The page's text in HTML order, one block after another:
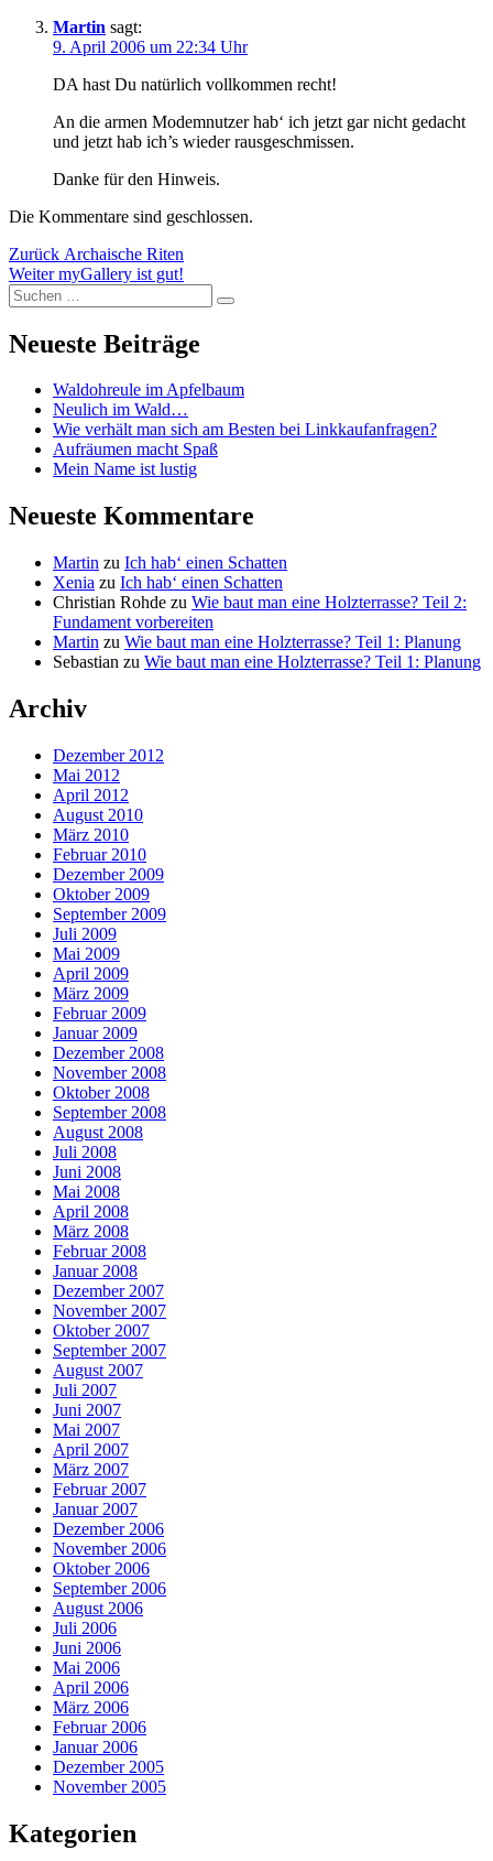
Martin sagt:
9. April 2006 um 22:34 Uhr
DA hast Du natürlich vollkommen recht!
An die armen Modemnutzer hab‘ ich jetzt gar nicht gedacht
und jetzt hab ich’s wieder rausgeschmissen.
Danke für den Hinweis.
Die Kommentare sind geschlossen.
Beitragsnavigation
Zurück Vorheriger
Beitrag:
Archaische Riten
Weiter Nächster
Beitrag:
myGallery ist gut!
Suchen
nach:
Suchen
Neueste Beiträge
Waldohreule im Apfelbaum
Neulich im Wald…
Wie verhält man sich am Besten bei Linkkaufanfragen?
Aufräumen macht Spaß
Mein Name ist lustig
Neueste Kommentare
Martin zu Ich hab‘ einen Schatten
Xenia zu Ich hab‘ einen Schatten
Christian Rohde zu Wie baut man eine Holzterrasse? Teil 2:
Fundament vorbereiten
Martin zu Wie baut man eine Holzterrasse? Teil 1: Planung
Sebastian zu Wie baut man eine Holzterrasse? Teil 1: Planung
Archiv
Dezember 2012
Mai 2012
April 2012
August 2010
März 2010
Februar 2010
Dezember 2009
Oktober 2009
September 2009
Juli 2009
Mai 2009
April 2009
März 2009
Februar 2009
Januar 2009
Dezember 2008
November 2008
Oktober 2008
September 2008
August 2008
Juli 2008
Juni 2008
Mai 2008
April 2008
März 2008
Februar 2008
Januar 2008
Dezember 2007
November 2007
Oktober 2007
September 2007
August 2007
Juli 2007
Juni 2007
Mai 2007
April 2007
März 2007
Februar 2007
Januar 2007
Dezember 2006
November 2006
Oktober 2006
September 2006
August 2006
Juli 2006
Juni 2006
Mai 2006
April 2006
März 2006
Februar 2006
Januar 2006
Dezember 2005
November 2005
Kategorien